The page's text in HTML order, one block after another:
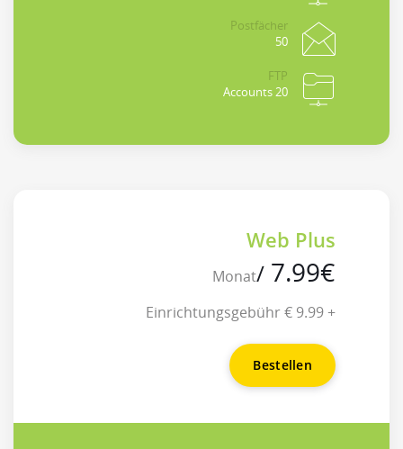
Postfächer
50
FTP
20 Accounts
Web Plus
7.99€
/
Monat
+ 9.99 € Einrichtungsgebühr
Bestellen